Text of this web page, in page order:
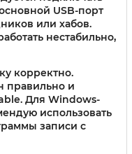
USB-порт
или хабов.
нестабильно,
корректно.
правильно и
Для Windows-
использовать
записи с